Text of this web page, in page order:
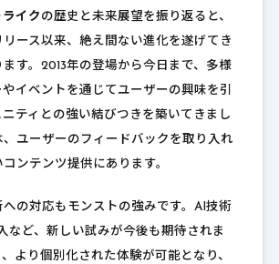
イク の歴史と未来展望を振り返ると、
リース以来、絶え間ない進化を遂げてき
す。2013年の登場から今日まで、多様
イベントを通じてユーザーの興味を引
ニティとの強い結びつきを築いてきまし
、ユーザーのフィードバックを取り入れ
ンテンツ提供にあります。
への対応もモンストの強みです。AI技術
など、新しい試みが今後も期待されま
より個別化された体験が可能となり、